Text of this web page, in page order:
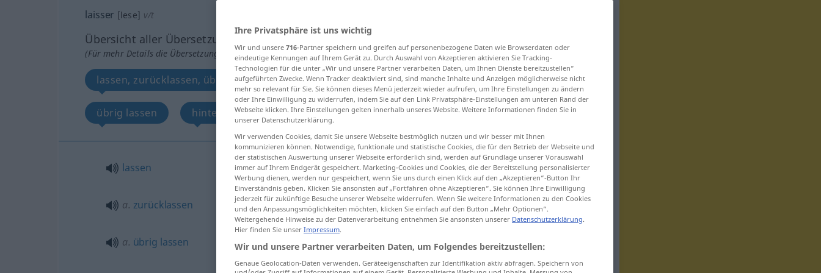
laisser [lese] v/t
Übersicht aller Übersetzungen
(Für mehr Details die Übersetzung anklicken/antippen)
lassen, zurücklassen, übrig lassen, stehen lassen verlassen, aufgeben
übrig lassen hinterlassen, zurücklassen Weitere Beispiele...
lassen laisser
a. zurücklassen laisser(≈ ne pas emmener)
a. übrig lassen laisser(≈ ne pas manger, etc)
Ihre Privatsphäre ist uns wichtig
Wir und unsere 716-Partner speichern und greifen auf personenbezogene Daten wie Browserdaten oder
eindeutige Kennungen auf Ihrem Gerät zu. Durch Auswahl von Akzeptieren aktivieren Sie Tracking-
Technologien für die unter „Wir und unsere Partner verarbeiten Daten, um Ihnen Dienste bereitzustellen“
aufgeführten Zwecke. Wenn Tracker deaktiviert sind, sind manche Inhalte und Anzeigen möglicherweise nicht
mehr so relevant für Sie. Sie können dieses Menü jederzeit wieder aufrufen, um Ihre Einstellungen zu ändern
oder Ihre Einwilligung zu widerrufen, indem Sie auf den Link Privatsphäre-Einstellungen am unteren Rand der
Webseite klicken. Ihre Einstellungen gelten innerhalb unseres Website. Weitere Informationen finden Sie in
unserer Datenschutzerklärung.
Wir verwenden Cookies, damit Sie unsere Webseite bestmöglich nutzen und wir besser mit Ihnen
kommunizieren können. Notwendige, funktionale und statistische Cookies, die für den Betrieb der Webseite und
der statistischen Auswertung unserer Webseite erforderlich sind, werden auf Grundlage unserer Vorauswahl
immer auf Ihrem Endgerät gespeichert. Marketing-Cookies und Cookies, die der Bereitstellung personalisierter
Werbung dienen, werden nur gespeichert, wenn Sie uns durch einen Klick auf den „Akzeptieren“-Button Ihr
Einverständnis geben. Klicken Sie ansonsten auf „Fortfahren ohne Akzeptieren“. Sie können Ihre Einwilligung
jederzeit für zukünftige Besuche unserer Webseite widerrufen. Wenn Sie weitere Informationen zu den Cookies
und den Anpassungsmöglichkeiten möchten, klicken Sie einfach auf den Button „Mehr Optionen“.
Weitergehende Hinweise zu der Datenverarbeitung entnehmen Sie ansonsten unserer Datenschutzerklärung.
Hier finden Sie unser Impressum.
Wir und unsere Partner verarbeiten Daten, um Folgendes bereitzustellen:
Genaue Geolocation-Daten verwenden. Geräteeigenschaften zur Identifikation aktiv abfragen. Speichern von